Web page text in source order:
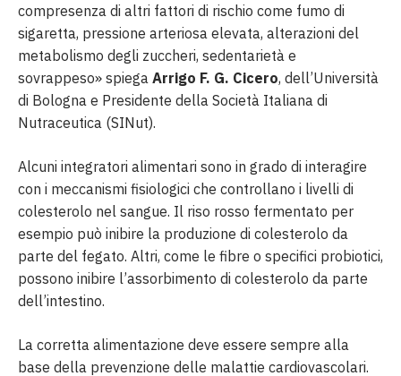
compresenza di altri fattori di rischio come fumo di
sigaretta, pressione arteriosa elevata, alterazioni del
metabolismo degli zuccheri, sedentarietà e
sovrappeso» spiega Arrigo F. G. Cicero, dell’Università
di Bologna e Presidente della Società Italiana di
Nutraceutica (SINut).
Alcuni integratori alimentari sono in grado di interagire
con i meccanismi fisiologici che controllano i livelli di
colesterolo nel sangue. Il riso rosso fermentato per
esempio può inibire la produzione di colesterolo da
parte del fegato. Altri, come le fibre o specifici probiotici,
possono inibire l’assorbimento di colesterolo da parte
dell’intestino.
La corretta alimentazione deve essere sempre alla
base della prevenzione delle malattie cardiovascolari.